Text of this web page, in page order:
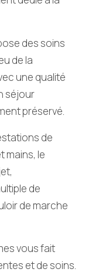
des soins
de la
une qualité
séjour
préservé.
de
mains, le
de
de marche
vous fait
et de soins.